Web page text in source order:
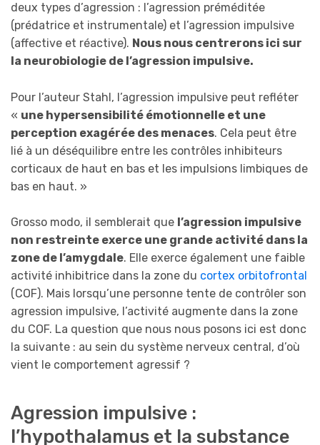
deux types d’agression : l’agression préméditée
(prédatrice et instrumentale) et l’agression impulsive
(affective et réactive). Nous nous centrerons ici sur
la neurobiologie de l’agression impulsive.
Pour l’auteur Stahl, l’agression impulsive peut refléter
« une hypersensibilité émotionnelle et une
perception exagérée des menaces. Cela peut être
lié à un déséquilibre entre les contrôles inhibiteurs
corticaux de haut en bas et les impulsions limbiques de
bas en haut. »
Grosso modo, il semblerait que l’agression impulsive
non restreinte exerce une grande activité dans la
zone de l’amygdale. Elle exerce également une faible
activité inhibitrice dans la zone du cortex orbitofrontal
(COF). Mais lorsqu’une personne tente de contrôler son
agression impulsive, l’activité augmente dans la zone
du COF. La question que nous nous posons ici est donc
la suivante : au sein du système nerveux central, d’où
vient le comportement agressif ?
Agression impulsive :
l’hypothalamus et la substance